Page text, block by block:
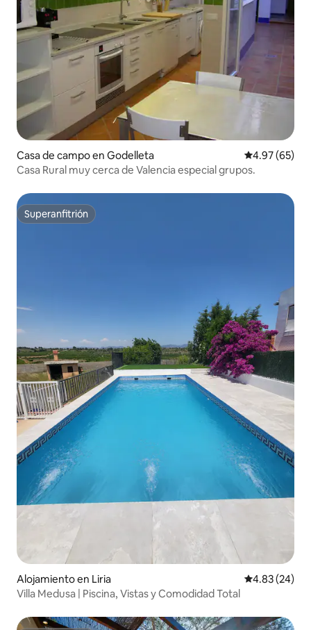
Casa de campo en Godelleta Calificación
4.97 (65)
Casa Rural muy cerca de Valencia especial grupos.
Superanfitrión
Superanfitrión
Alojamiento en Liria Calificación
4.83 (24)
Villa Medusa | Piscina, Vistas y Comodidad Total